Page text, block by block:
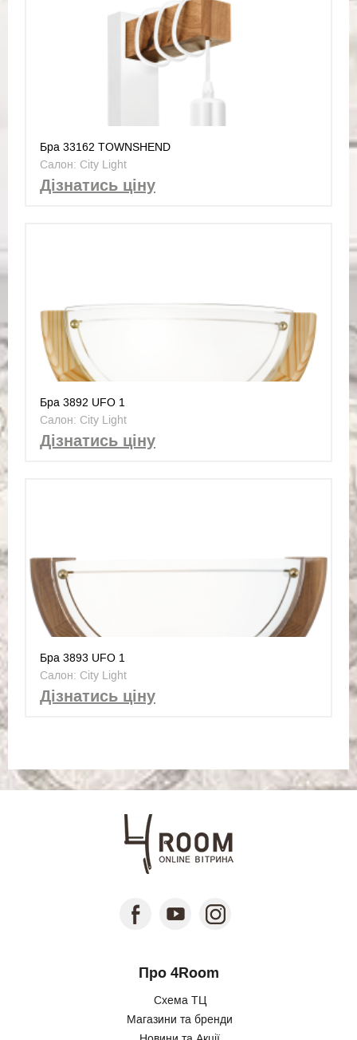
Бра 33162 TOWNSHEND
Салон: City Light
Дізнатись ціну
Бра 3892 UFO 1
Салон: City Light
Дізнатись ціну
Бра 3893 UFO 1
Салон: City Light
Дізнатись ціну
Про 4Room
Схема ТЦ
Магазини та бренди